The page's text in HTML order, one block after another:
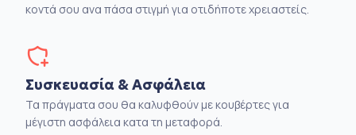
κοντά σου ανα πάσα στιγμή για οτιδήποτε χρειαστείς.
Συσκευασία & Ασφάλεια
Τα πράγματα σου θα καλυφθούν με κουβέρτες για
μέγιστη ασφάλεια κατα τη μεταφορά.